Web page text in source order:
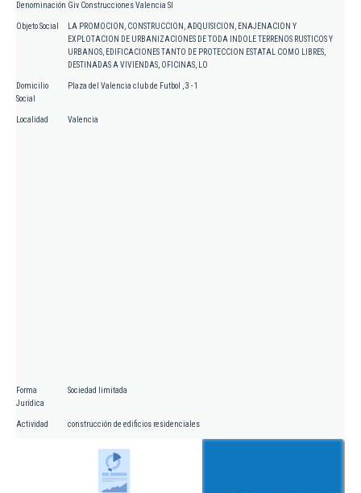
Denominación Giv Construcciones Valencia Sl
Objeto Social
LA PROMOCION, CONSTRUCCION, ADQUISICION, ENAJENACION Y
EXPLOTACION DE URBANIZACIONES DE TODA INDOLE TERRENOS RUSTICOS Y
URBANOS, EDIFICACIONES TANTO DE PROTECCION ESTATAL COMO LIBRES,
DESTINADAS A VIVIENDAS, OFICINAS, LO
Domicilio
Social
Plaza del Valencia club de Futbol , 3 - 1
Localidad Valencia
Forma
Jurídica
Sociedad limitada
Actividad construcción de edificios residenciales